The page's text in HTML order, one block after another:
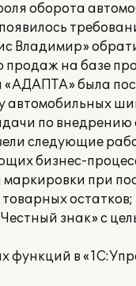
оборота
Владимир»
на базе
была
автомобильных
по
следующие
бизнес-
маркировки при
остатков;
знак» с
функций в